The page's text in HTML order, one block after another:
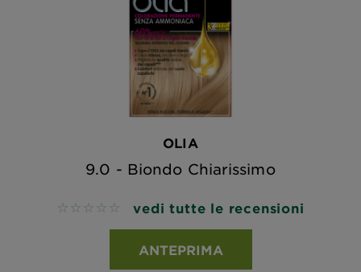
OLIA
9.0 - Biondo Chiarissimo
No reviews vedi tutte le recensioni
ANTEPRIMA